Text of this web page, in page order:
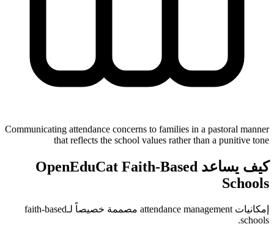
Communicating attendance concerns to families in a pastoral manner
that reflects the school values rather than a punitive tone
كيف يساعد OpenEduCat Faith-Based
Schools
إمكانيات attendance management مصممة خصيصاً لـfaith-based
schools.